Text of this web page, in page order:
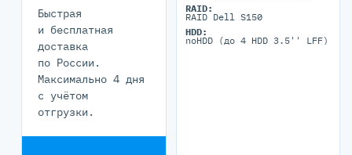
Быстрая
и бесплатная
доставка
по России.
Максимально 4 дня
с учётом
отгрузки.
RAID:
RAID Dell S150
HDD:
noHDD (до 4 HDD 3.5'' LFF)